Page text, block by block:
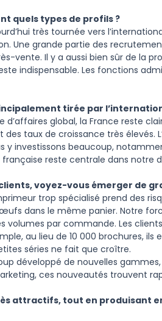
quels types de profils ?
très tournée vers
Une grande partie des
vente. Il y a aussi bien sûr de la
indispensable. Les fonctions
tirée par
d’affaires global, la France reste
taux de croissance très élevés.
investissons beaucoup,
française reste centrale dans notre
voyez-vous émerger de
trop spécialisé prend des
dans le même panier. Notre
volumes par commande. Les
au lieu de 10 000 brochures,
séries ne fait que croître.
développé de nouvelles
ces nouveautés trouvent
attractifs, tout en produisant